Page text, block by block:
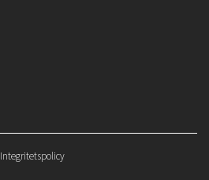
Integritetspolicy